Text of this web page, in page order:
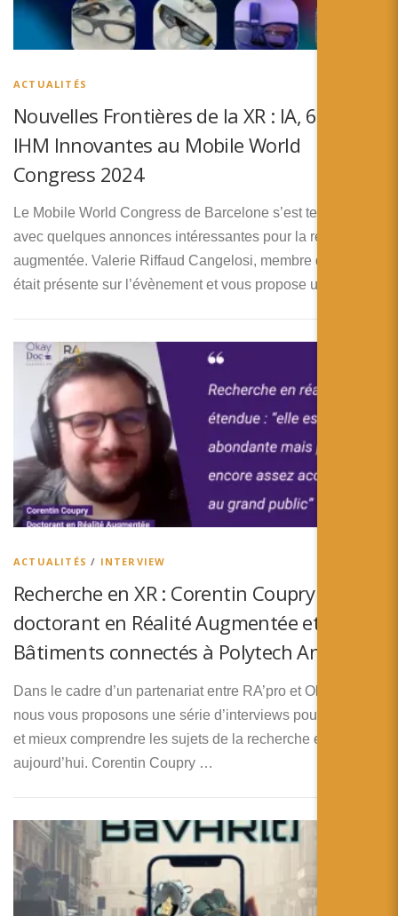
ACTUALITÉS
Nouvelles Frontières de la XR : IA, 6G et
IHM Innovantes au Mobile World
Congress 2024
Le Mobile World Congress de Barcelone s’est terminé
avec quelques annonces intéressantes pour la réalité
augmentée. Valerie Riffaud Cangelosi, membre de RA’pro,
était présente sur l’évènement et vous propose une …
ACTUALITÉS / INTERVIEW
Recherche en XR : Corentin Coupry –
doctorant en Réalité Augmentée et
Bâtiments connectés à Polytech Angers
Dans le cadre d’un partenariat entre RA’pro et Okaydoc,
nous vous proposons une série d’interviews pour découvrir
et mieux comprendre les sujets de la recherche en XR
aujourd’hui. Corentin Coupry …